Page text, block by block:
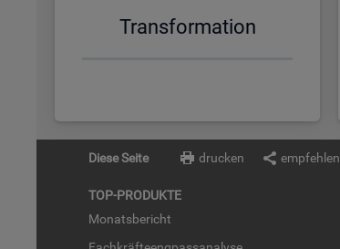
Trans­for­ma­ti­on
Diese Seite drucken empfehlen
TOP-PRO­DUK­TE
Mo­nats­be­richt